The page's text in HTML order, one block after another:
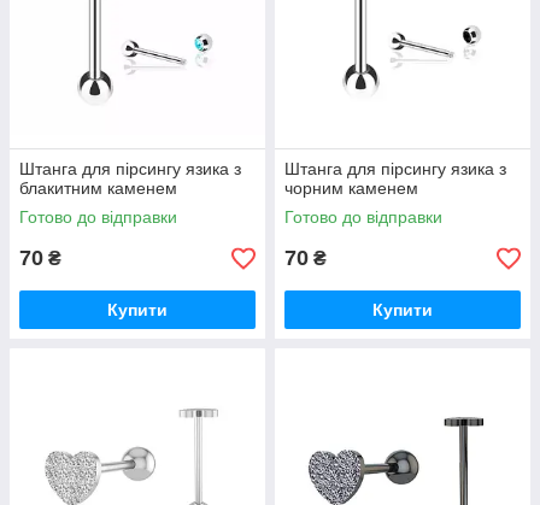
Штанга для пірсингу язика з
блакитним каменем
Готово до відправки
70 ₴
Купити
Штанга для пірсингу язика з
чорним каменем
Готово до відправки
70 ₴
Купити